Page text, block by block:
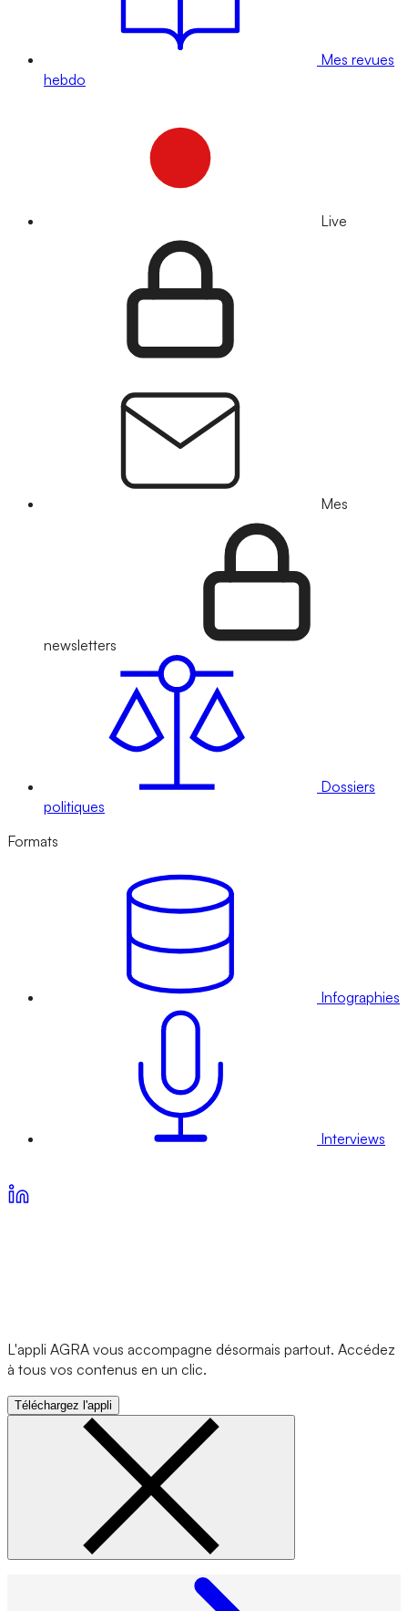
Mes revues
hebdo
Live
Mes
newsletters
Dossiers
politiques
Formats
Infographies
Interviews
L'appli AGRA vous accompagne désormais partout. Accédez
à tous vos contenus en un clic.
Téléchargez l'appli